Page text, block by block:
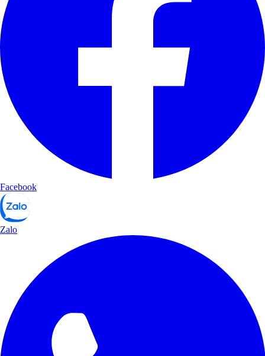
Facebook
Zalo